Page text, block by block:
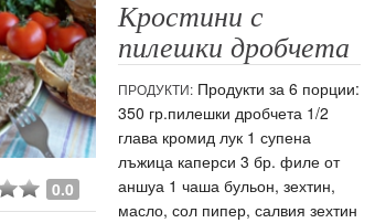
0.0
Кростини с
пилешки дробчета
ПРОДУКТИ: Продукти за 6 порции:
350 гр.пилешки дробчета 1/2
глава кромид лук 1 супена
лъжица каперси 3 бр. филе от
аншуа 1 чаша бульон, зехтин,
масло, сол пипер, салвия зехтин